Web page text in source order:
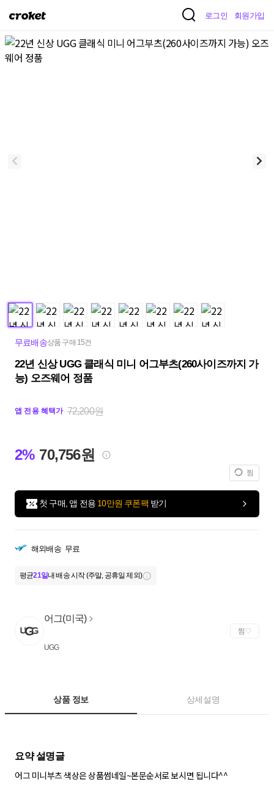
크
켓
로그인 회원가입
무료배송상품 구매 15건
22년 신상 UGG 클래식 미니 어그부츠(260사이즈까지 가
능) 오즈웨어 정품
앱 전용 혜택가 72,200원
2% 70,756원
찜
첫 구매, 앱 전용 10만원 쿠폰팩 받기
해외배송 무료
평균21일내 배송 시작 (주말, 공휴일 제외)
어그(미국)
UGG
찜
상품 정보 상세설명
요약 설명글
어그 미니부츠 색상은 상품썸네일~본문순서로 보시면 됩니다^^